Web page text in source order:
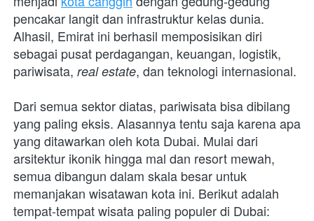
pencakar langit dan infrastruktur kelas dunia.
Alhasil, Emirat ini berhasil memposisikan diri
sebagai pusat perdagangan, keuangan, logistik,
pariwisata, real estate, dan teknologi internasional.
Dari semua sektor diatas, pariwisata bisa dibilang
yang paling eksis. Alasannya tentu saja karena apa
yang ditawarkan oleh kota Dubai. Mulai dari
arsitektur ikonik hingga mal dan resort mewah,
semua dibangun dalam skala besar untuk
memanjakan wisatawan kota ini. Berikut adalah
tempat-tempat wisata paling populer di Dubai: